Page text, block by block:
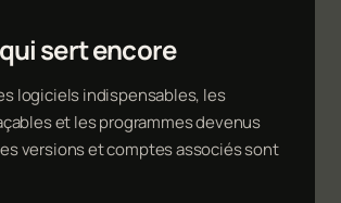
sert encore
logiciels indispensables, les
et les programmes devenus
versions et comptes associés sont